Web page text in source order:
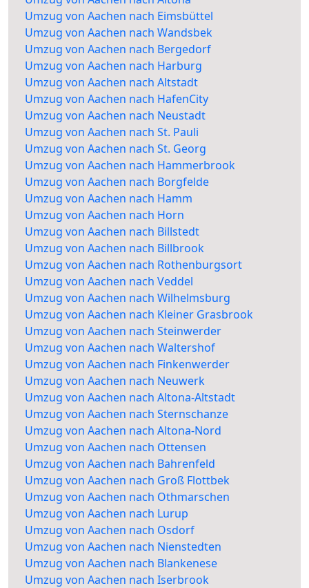
Umzug von Aachen nach Eimsbüttel
Umzug von Aachen nach Wandsbek
Umzug von Aachen nach Bergedorf
Umzug von Aachen nach Harburg
Umzug von Aachen nach Altstadt
Umzug von Aachen nach HafenCity
Umzug von Aachen nach Neustadt
Umzug von Aachen nach St. Pauli
Umzug von Aachen nach St. Georg
Umzug von Aachen nach Hammerbrook
Umzug von Aachen nach Borgfelde
Umzug von Aachen nach Hamm
Umzug von Aachen nach Horn
Umzug von Aachen nach Billstedt
Umzug von Aachen nach Billbrook
Umzug von Aachen nach Rothenburgsort
Umzug von Aachen nach Veddel
Umzug von Aachen nach Wilhelmsburg
Umzug von Aachen nach Kleiner Grasbrook
Umzug von Aachen nach Steinwerder
Umzug von Aachen nach Waltershof
Umzug von Aachen nach Finkenwerder
Umzug von Aachen nach Neuwerk
Umzug von Aachen nach Altona-Altstadt
Umzug von Aachen nach Sternschanze
Umzug von Aachen nach Altona-Nord
Umzug von Aachen nach Ottensen
Umzug von Aachen nach Bahrenfeld
Umzug von Aachen nach Groß Flottbek
Umzug von Aachen nach Othmarschen
Umzug von Aachen nach Lurup
Umzug von Aachen nach Osdorf
Umzug von Aachen nach Nienstedten
Umzug von Aachen nach Blankenese
Umzug von Aachen nach Iserbrook